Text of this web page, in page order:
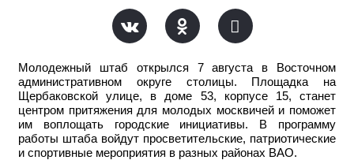
Молодежный штаб открылся 7 августа в Восточном
административном округе столицы. Площадка на
Щербаковской улице, в доме 53, корпусе 15, станет
центром притяжения для молодых москвичей и поможет
им воплощать городские инициативы. В программу
работы штаба войдут просветительские, патриотические
и спортивные мероприятия в разных районах ВАО.